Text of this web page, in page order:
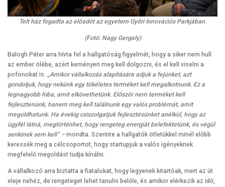
Telt ház fogadta az előadót az egyetem Győri Innovációs Parkjában.
(Fotó: Nagy Gergely)
Balogh Péter arra hívta fel a hallgatóság figyelmét, hogy a siker nem hull
az ember ölébe, azért keményen meg kell dolgozni, és el kell viselni a
pofonokat is. „Amikor vállalkozás alapítására adjuk a fejünket, azt
gondoljuk, hogy nekünk egy tökéletes terméket kell megalkotnunk. Ez a
legnagyobb hiba, amit elkövethetünk. Először nem terméket kell
fejlesztenünk, hanem meg kell találnunk egy valós problémát, amit
megoldhatunk. Ha évekig csiszolgatjuk fejlesztésünket anélkül, hogy az
ügyfél látná, megtörténhet, hogy rengeteg energiát belefektetünk, és végül
senkinek sem kell” – mondta. Szerinte a hallgatók ötletükkel minél előbb
keressék meg a célcsoportot, hogy startupjuk a valós igényeknek
megfelelő megoldást tudja kínálni.
A vállalkozó arra biztatta a fiatalokat, hogy legyenek kitartóak, mert az út
eleje nehéz, de rengeteget lehet tanulni belőle, és amikor elérkezik az idő,